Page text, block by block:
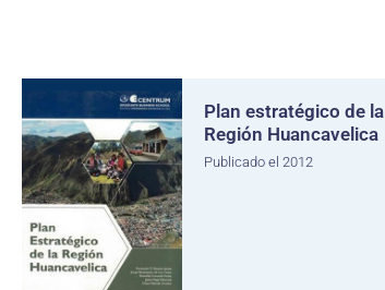
Plan estratégico de la
Región Huancavelica
Publicado el 2012